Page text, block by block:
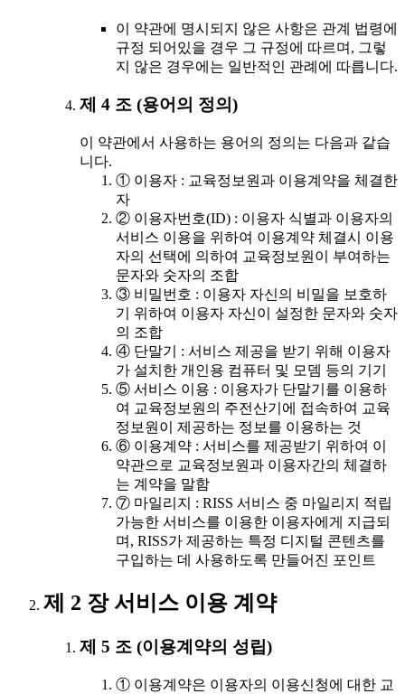
이 약관에 명시되지 않은 사항은 관계 법령에
규정 되어있을 경우 그 규정에 따르며, 그렇
지 않은 경우에는 일반적인 관례에 따릅니다.
제 4 조 (용어의 정의)
이 약관에서 사용하는 용어의 정의는 다음과 같습
니다.
① 이용자 : 교육정보원과 이용계약을 체결한
자
② 이용자번호(ID) : 이용자 식별과 이용자의
서비스 이용을 위하여 이용계약 체결시 이용
자의 선택에 의하여 교육정보원이 부여하는
문자와 숫자의 조합
③ 비밀번호 : 이용자 자신의 비밀을 보호하
기 위하여 이용자 자신이 설정한 문자와 숫자
의 조합
④ 단말기 : 서비스 제공을 받기 위해 이용자
가 설치한 개인용 컴퓨터 및 모뎀 등의 기기
⑤ 서비스 이용 : 이용자가 단말기를 이용하
여 교육정보원의 주전산기에 접속하여 교육
정보원이 제공하는 정보를 이용하는 것
⑥ 이용계약 : 서비스를 제공받기 위하여 이
약관으로 교육정보원과 이용자간의 체결하
는 계약을 말함
⑦ 마일리지 : RISS 서비스 중 마일리지 적립
가능한 서비스를 이용한 이용자에게 지급되
며, RISS가 제공하는 특정 디지털 콘텐츠를
구입하는 데 사용하도록 만들어진 포인트
제 2 장 서비스 이용 계약
제 5 조 (이용계약의 성립)
① 이용계약은 이용자의 이용신청에 대한 교